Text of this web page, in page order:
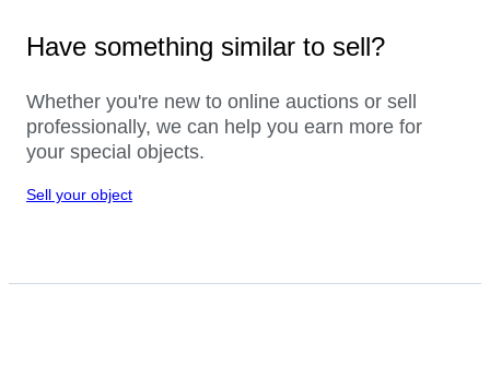
Have something similar to sell?
Whether you're new to online auctions or sell
professionally, we can help you earn more for
your special objects.
Sell your object